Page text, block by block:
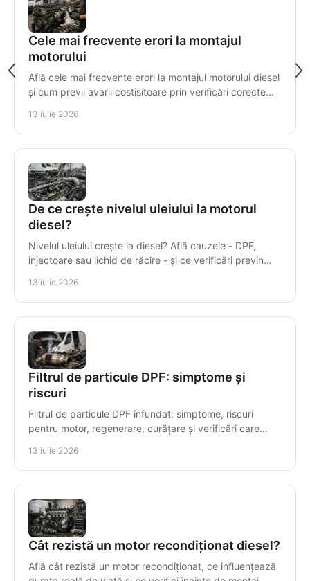
Cele mai frecvente erori la montajul
motorului
Află cele mai frecvente erori la montajul motorului diesel
și cum previi avarii costisitoare prin verificări corecte
13 iulie 2026
De ce crește nivelul uleiului la motorul
diesel?
Nivelul uleiului crește la diesel? Află cauzele - DPF,
injectoare sau lichid de răcire - și ce verificări previn
13 iulie 2026
Filtrul de particule DPF: simptome și
riscuri
Filtrul de particule DPF înfundat: simptome, riscuri
pentru motor, regenerare, curățare și verificări care
13 iulie 2026
Cât rezistă un motor recondiționat diesel?
Află cât rezistă un motor recondiționat, ce influențează